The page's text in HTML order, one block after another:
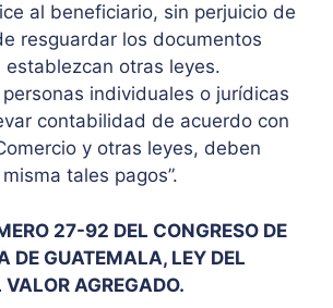
al beneficiario, sin perjuicio de
resguardar los documentos
establezcan otras leyes.
individuales o jurídicas
contabilidad de acuerdo con
y otras leyes, deben
tales pagos”.
27-92 DEL CONGRESO DE
DE GUATEMALA, LEY DEL
AGREGADO.